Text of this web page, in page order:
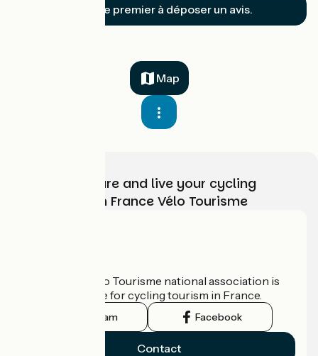
Soyez le premier à déposer un avis.
Map
Choose, prepare and live your cycling
adventure with France Vélo Tourisme
The France Vélo Tourisme national association is
the official guide for cycling tourism in France.
Instagram Facebook
Contact